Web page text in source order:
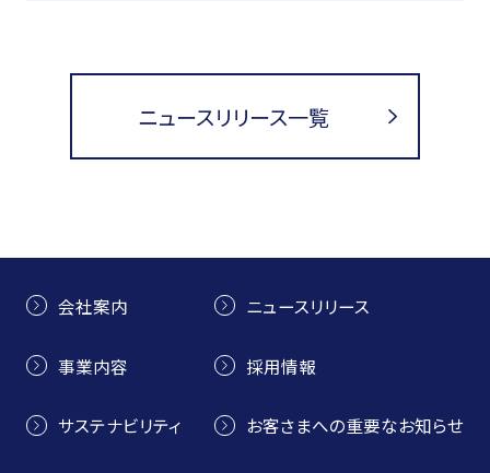
ニュースリリース一覧
会社案内
事業内容
サステナビリティ
ニュースリリース
採用情報
お客さまへの重要なお知らせ